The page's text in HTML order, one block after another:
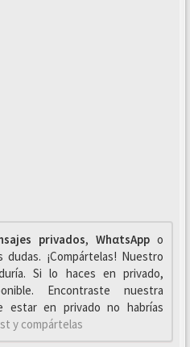
privados, WhαtsAppo
¡Compártelas! Nuestro
Si lo haces en privado,
Encontraste nuestra
estar en privado no habrías
y compártelas